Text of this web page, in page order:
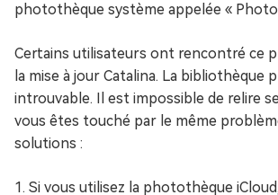
photothèque système appelée «
Certains utilisateurs ont rencontré ce
la mise à jour Catalina. La bibliothèque
introuvable. Il est impossible de relire
vous êtes touché par le même
solutions :
1. Si vous utilisez la photothèque